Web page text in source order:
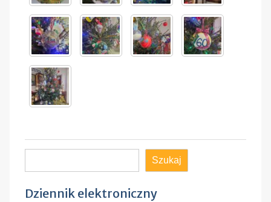
Szukaj
Dziennik elektroniczny